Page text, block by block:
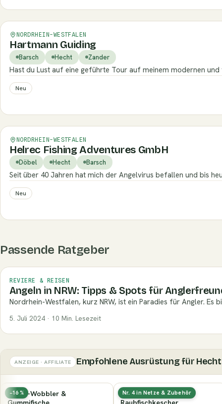
NORDRHEIN-WESTFALEN
Hartmann Guiding
Barsch Hecht Zander
Hast du Lust auf eine geführte Tour auf meinem modernen
Neu
NORDRHEIN-WESTFALEN
Helrec Fishing Adventures GmbH
Döbel Hecht Barsch
Seit über 40 Jahren hat mich der Angelvirus befallen und bis
Neu
Passende Ratgeber
REVIERE & REISEN
Angeln in NRW: Tipps & Spots für
Nordrhein-Westfalen, kurz NRW, ist ein Paradies für Angler. Es
5. Juli 2024 · 10 Min. Lesezeit
ANZEIGE · AFFILIATE Empfohlene Ausrüstung für Hecht
Nr. 4 in Netze & Zubehör
Gummierter
Raubfischkescher
Nur noch wenige
Nays PRDTR 5,0″ (12,7 cm)
Die Zandergröße des PRDTR: genug